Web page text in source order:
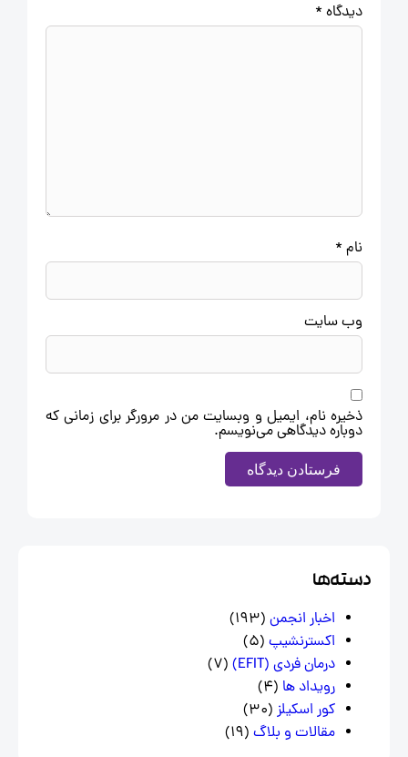
*
وب‌ سایت
ذخیره نام، ایمیل و وبسایت من در مرورگر برای زمانی که
دوباره دیدگاهی می‌نویسم.
اخبار انجمن(193)
اکسترنشیپ(5)
درمان فردی (EFIT)
(7)
رویداد ها(4)
کور اسکیلز(30)
مقالات و بلاگ (19)